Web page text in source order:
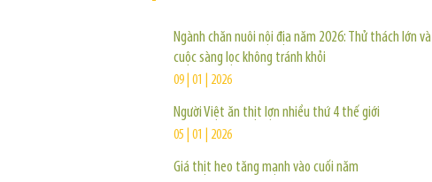
Ngành chăn nuôi nội địa năm 2026: Thử thách lớn và
cuộc sàng lọc không tránh khỏi
09 | 01 | 2026
Người Việt ăn thịt lợn nhiều thứ 4 thế giới
05 | 01 | 2026
Giá thịt heo tăng mạnh vào cuối năm